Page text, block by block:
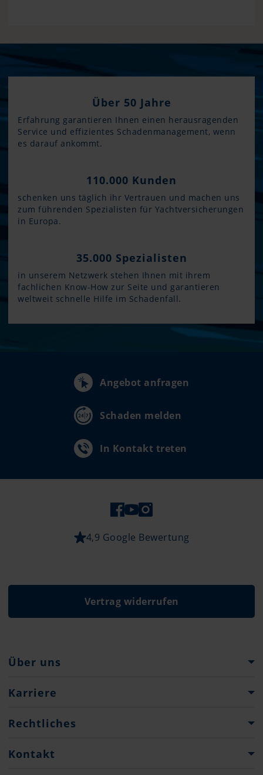
Über 50 Jahre
Erfahrung garantieren Ihnen einen herausragenden
Service und effizientes Schadenmanagement, wenn
es darauf ankommt.
110.000 Kunden
schenken uns täglich ihr Vertrauen und machen uns
zum führenden Spezialisten für Yachtversicherungen
in Europa.
35.000 Spezialisten
in unserem Netzwerk stehen Ihnen mit ihrem
fachlichen Know-How zur Seite und garantieren
weltweit schnelle Hilfe im Schadenfall.
Angebot anfragen
Schaden melden
In Kontakt treten
4,9 Google Bewertung
Vertrag widerrufen
Über uns
Pantaenius Gruppe
Presse
Karriere
Karriere bei Pantaenius
Ausbildung
Rechtliches
Datenschutz
Kontakt